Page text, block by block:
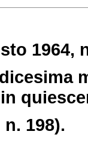
1964,
198).